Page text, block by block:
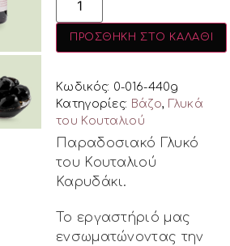
ΠΡΟΣΘΉΚΗ ΣΤΟ ΚΑΛΆΘΙ
Κωδικός: 0-016-440g
Κατηγορίες: Βάζο,
Γλυκά
του Κουταλιού
Παραδοσιακό Γλυκό
του Κουταλιού
Καρυδάκι.
Το εργαστήριό μας
ενσωματώνοντας την